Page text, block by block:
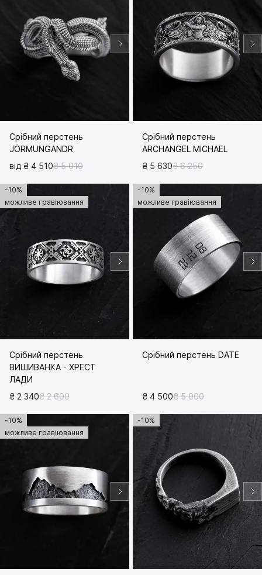
Срібний перстень
JÖRMUNGANDR
від ₴ 4 510₴ 5 010
Срібний перстень
ARCHANGEL MICHAEL
₴ 5 630₴ 6 250
-10%
можливе гравіювання
Срібний перстень
ВИШИВАНКА - ХРЕСТ
ЛАДИ
₴ 2 340₴ 2 600
-10%
можливе гравіювання
Срібний перстень DATE
₴ 4 500₴ 5 000
-10%
можливе гравіювання
-10%